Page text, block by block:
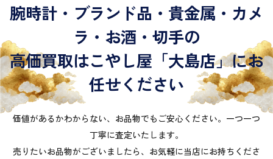
腕時計・ブランド品・貴金属・カメ
ラ・お酒・切手の
高価買取はこやし屋「大島店」にお
任せください
価値があるかわからない、お品物でもご安心ください。一つ一つ
丁寧に査定いたします。
売りたいお品物がございましたら、お気軽に当店にお持ちくださ